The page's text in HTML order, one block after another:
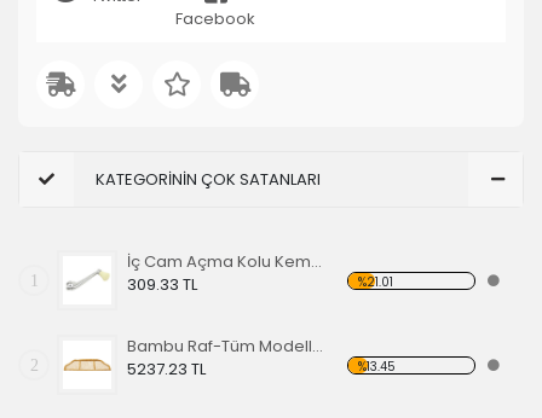
Facebook
KATEGORİNİN ÇOK SATANLARI
1
İç Cam Açma Kolu Kemik Renk-56-67 EA
309.33 TL
%21.01
2
Bambu Raf-Tüm Modeller İçin
5237.23 TL
%13.45